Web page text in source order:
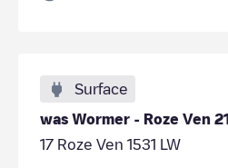
Surface
was Wormer - Roze Ven 21
17 Roze Ven 1531 LW